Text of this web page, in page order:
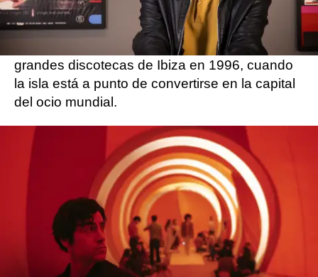
Marc Ribó es el DJ
residente una de las
grandes discotecas de Ibiza en 1996, cuando
la isla está a punto de convertirse en la capital
del ocio mundial.
Aunque solo veinticinco años antes, en los
primeros 70, era un oasis de libertad en la
España franquista.
Más Noticias